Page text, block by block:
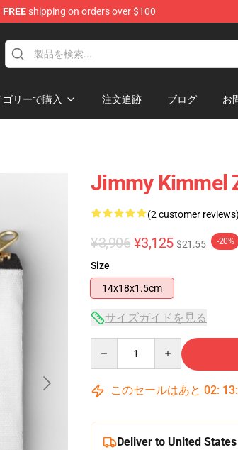
FREEshipping on orders over $100
ゴリーで購入 注文追跡 ブログ お
Jimmy Kimmel
(2 customer reviews)
¥3,906 ¥3,125 $21.55 -20%
Size
14x18x1.5cm
サイズガイドを見る
このセールはあと 02: 13:
Deliver to United States